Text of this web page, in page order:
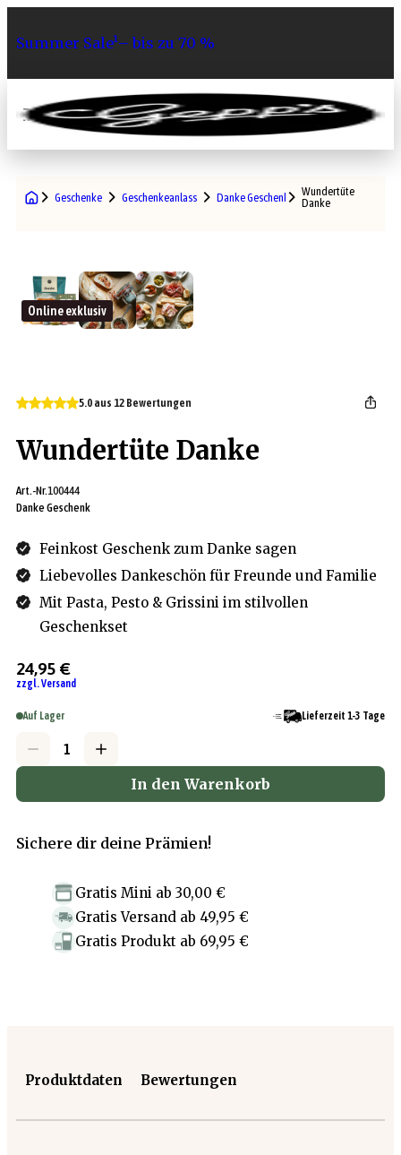
Summer Sale¹– bis zu 70 %
0
Geschenke Geschenkeanlass Danke Geschenke Wundertüte
Danke
Online exklusiv
5.0 aus 12 Bewertungen
Wundertüte Danke
Art.-Nr.100444
Danke Geschenk
Feinkost Geschenk zum Danke sagen
Liebevolles Dankeschön für Freunde und Familie
Mit Pasta, Pesto & Grissini im stilvollen
Geschenkset
24,95 €
zzgl. Versand
Auf Lager Lieferzeit 1-3 Tage
In den Warenkorb
Sichere dir deine Prämien!
Gratis Mini ab 30,00 €
Gratis Versand ab 49,95 €
Gratis Produkt ab 69,95 €
Produktdaten Bewertungen